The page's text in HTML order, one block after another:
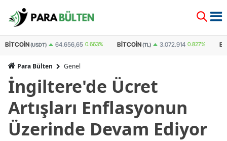
64.656,65 0.663% BITCOIN(TL) 3.072.914 0.827% ETHEREUM(USDT)
Para Bülten Genel
İngiltere'de Ücret
Artışları Enflasyonun
Üzerinde Devam Ediyor